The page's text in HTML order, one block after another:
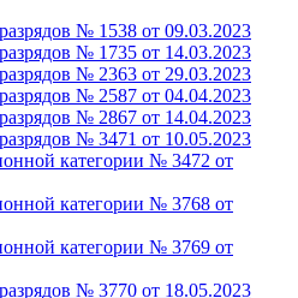
№ 1538 от 09.03.2023
№ 1735 от 14.03.2023
№ 2363 от 29.03.2023
№ 2587 от 04.04.2023
№ 2867 от 14.04.2023
№ 3471 от 10.05.2023
категории № 3472 от
категории № 3768 от
категории № 3769 от
№ 3770 от 18.05.2023